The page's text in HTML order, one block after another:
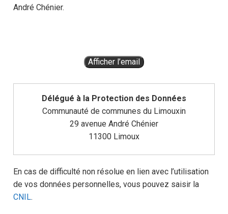
André Chénier.
Afficher l’email
Délégué à la Protection des Données
Communauté de communes du Limouxin
29 avenue André Chénier
11300 Limoux
En cas de difficulté non résolue en lien avec l’utilisation
de vos données personnelles, vous pouvez saisir la
CNIL.